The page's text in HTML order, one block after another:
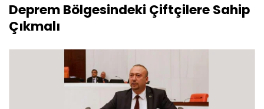
Deprem Bölgesindeki Çiftçilere Sahip
Çıkmalı